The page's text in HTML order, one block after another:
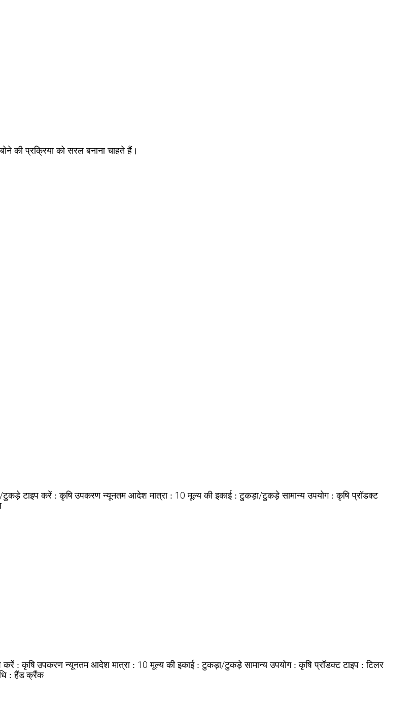
की प्रक्रिया को सरल बनाना चाहते हैं।
टुकड़े टाइप करें :कृषि उपकरण न्यूनतम आदेश मात्रा : 10 मूल्य की इकाई :टुकड़ा/टुकड़े सामान्य उपयोग :कृषि प्रॉडक्ट
करें :कृषि उपकरण न्यूनतम आदेश मात्रा : 10 मूल्य की इकाई :टुकड़ा/टुकड़े सामान्य उपयोग :कृषि प्रॉडक्ट टाइप :टिलर
:हैंड क्रैंक